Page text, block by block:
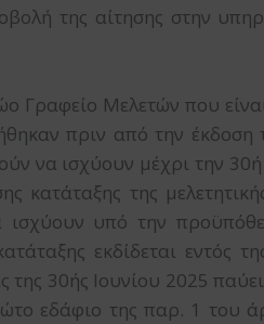
της αίτησης στην
Μελετών που
πριν από την έκδοση
να ισχύουν μέχρι την 30ή
της
υπό την
εκδίδεται εντός
30ής Ιουνίου 2025
εδάφιο της παρ. 1 του